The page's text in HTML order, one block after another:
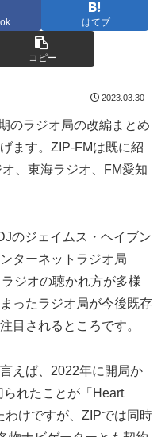
はてブ
コピー
2023.03.30
のラジオ局の改編まとめ
ます。ZIP-FMは既に紹
、東海ラジオ、FM愛知
のジェイムス・ヘイブン
ターネットラジオ局
ジオの聴かれ方が多様
ったラジオ局が今後既存
目されるところです。
えば、2022年に開局か
れたことが「Heart
わけですが、ZIPでは同時